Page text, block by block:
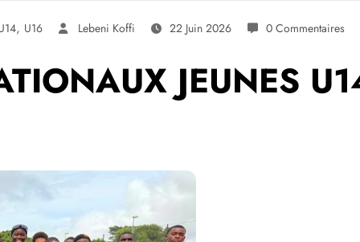
, U16 Lebeni Koffi 22 Juin 2026 0 Commentaires
JEUNES